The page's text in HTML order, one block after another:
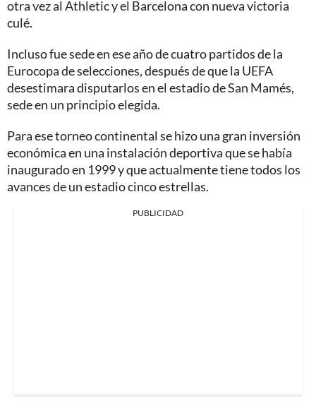
otra vez al Athletic y el Barcelona con nueva victoria
culé.
Incluso fue sede en ese año de cuatro partidos de la
Eurocopa de selecciones, después de que la UEFA
desestimara disputarlos en el estadio de San Mamés,
sede en un principio elegida.
Para ese torneo continental se hizo una gran inversión
económica en una instalación deportiva que se había
inaugurado en 1999 y que actualmente tiene todos los
avances de un estadio cinco estrellas.
PUBLICIDAD